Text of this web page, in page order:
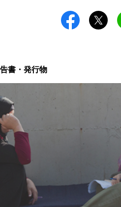
書・発行物